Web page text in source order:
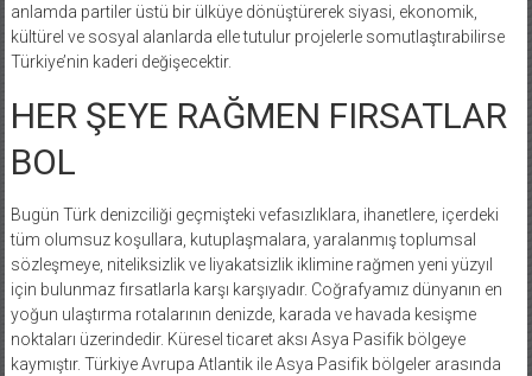
anlamda partiler üstü bir ülküye dönüştürerek siyasi, ekonomik,
kültürel ve sosyal alanlarda elle tutulur projelerle somutlaştırabilirse
Türkiye’nin kaderi değişecektir.
HER ŞEYE RAĞMEN FIRSATLAR
BOL
Bugün Türk denizciliği geçmişteki vefasızlıklara, ihanetlere, içerdeki
tüm olumsuz koşullara, kutuplaşmalara, yaralanmış toplumsal
sözleşmeye, niteliksizlik ve liyakatsizlik iklimine rağmen yeni yüzyıl
için bulunmaz fırsatlarla karşı karşıyadır. Coğrafyamız dünyanın en
yoğun ulaştırma rotalarının denizde, karada ve havada kesişme
noktaları üzerindedir. Küresel ticaret aksı Asya Pasifik bölgeye
kaymıştır. Türkiye Avrupa Atlantik ile Asya Pasifik bölgeler arasında